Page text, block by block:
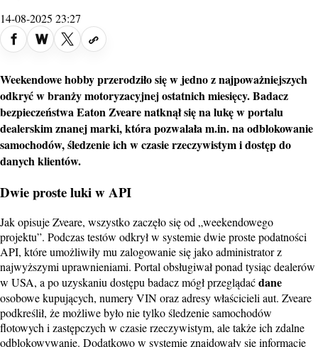
14-08-2025 23:27
Weekendowe hobby przerodziło się w jedno z najpoważniejszych
odkryć w branży motoryzacyjnej ostatnich miesięcy. Badacz
bezpieczeństwa Eaton Zveare natknął się na lukę w portalu
dealerskim znanej marki, która pozwalała m.in. na odblokowanie
samochodów, śledzenie ich w czasie rzeczywistym i dostęp do
danych klientów.
Dwie proste luki w API
Jak opisuje Zveare, wszystko zaczęło się od „weekendowego
projektu”. Podczas testów odkrył w systemie dwie proste podatności
API, które umożliwiły mu zalogowanie się jako administrator z
najwyższymi uprawnieniami. Portal obsługiwał ponad tysiąc dealerów
w USA, a po uzyskaniu dostępu badacz mógł przeglądaćdane
osobowe kupujących, numery VIN oraz adresy właścicieli aut. Zveare
podkreślił, że możliwe było nie tylko śledzenie samochodów
flotowych i zastępczych w czasie rzeczywistym, ale także ich zdalne
odblokowywanie. Dodatkowo w systemie znajdowały się informacje